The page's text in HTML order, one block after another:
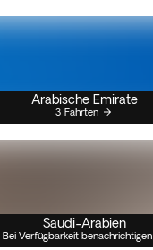
Arabische Emirate
3 Fahrten
Saudi-Arabien
Bei Verfügbarkeit benachrichtigen